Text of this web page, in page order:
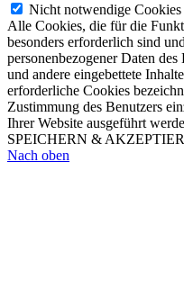
Nicht notwendige Cookies
Alle Cookies, die für die
besonders erforderlich sind
personenbezogener Daten
und andere eingebettete
erforderliche Cookies
Zustimmung des Benutzers
Ihrer Website ausgeführt
SPEICHERN &
Nach oben